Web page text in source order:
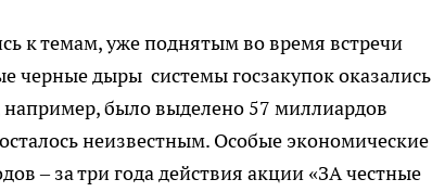
к темам, уже поднятым во время встречи
дыры системы госзакупок оказались
например, было выделено 57 миллиардов
неизвестным. Особые экономические
– за три года действия акции «ЗА честные